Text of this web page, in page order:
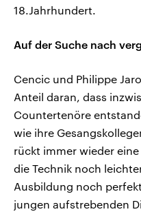
18.Jahrhundert.
Auf der Suche nach
Cencic und Philippe
Anteil daran, dass
Countertenöre
wie ihre
rückt immer wieder
die Technik noch
Ausbildung noch
jungen aufstrebenden